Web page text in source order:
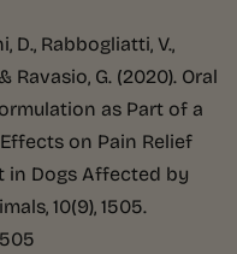
D., Rabbogliatti, V.,
Ravasio, G. (2020). Oral
as Part of a
on Pain Relief
in Dogs Affected by
10(9), 1505.